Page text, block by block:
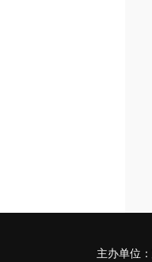
主办单位：